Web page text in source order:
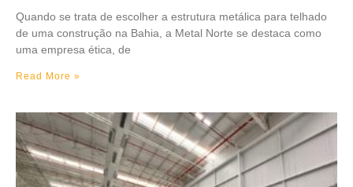
Quando se trata de escolher a estrutura metálica para telhado
de uma construção na Bahia, a Metal Norte se destaca como
uma empresa ética, de
Read More »